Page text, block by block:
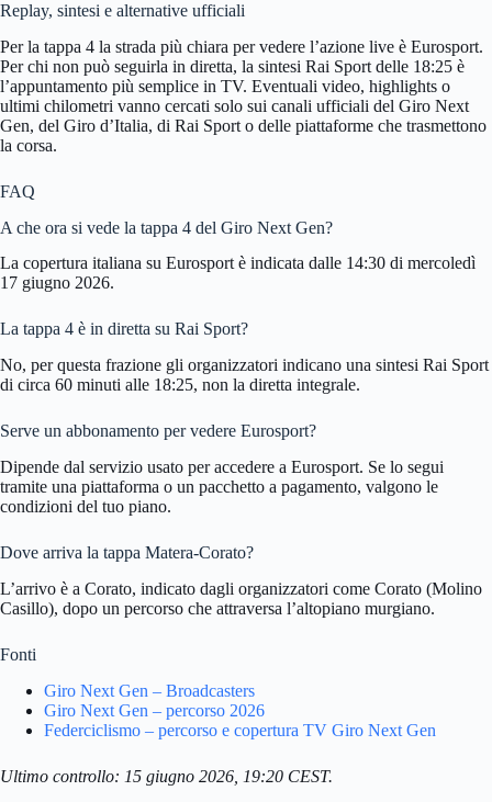
Replay, sintesi e alternative ufficiali
Per la tappa 4 la strada più chiara per vedere l’azione live è Eurosport.
Per chi non può seguirla in diretta, la sintesi Rai Sport delle 18:25 è
l’appuntamento più semplice in TV. Eventuali video, highlights o
ultimi chilometri vanno cercati solo sui canali ufficiali del Giro Next
Gen, del Giro d’Italia, di Rai Sport o delle piattaforme che trasmettono
la corsa.
FAQ
A che ora si vede la tappa 4 del Giro Next Gen?
La copertura italiana su Eurosport è indicata dalle 14:30 di mercoledì
17 giugno 2026.
La tappa 4 è in diretta su Rai Sport?
No, per questa frazione gli organizzatori indicano una sintesi Rai Sport
di circa 60 minuti alle 18:25, non la diretta integrale.
Serve un abbonamento per vedere Eurosport?
Dipende dal servizio usato per accedere a Eurosport. Se lo segui
tramite una piattaforma o un pacchetto a pagamento, valgono le
condizioni del tuo piano.
Dove arriva la tappa Matera-Corato?
L’arrivo è a Corato, indicato dagli organizzatori come Corato (Molino
Casillo), dopo un percorso che attraversa l’altopiano murgiano.
Fonti
Giro Next Gen – Broadcasters
Giro Next Gen – percorso 2026
Federciclismo – percorso e copertura TV Giro Next Gen
Ultimo controllo: 15 giugno 2026, 19:20 CEST.